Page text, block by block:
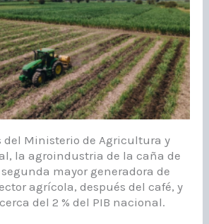
del Ministerio de Agricultura y
la agroindustria de la caña de
mayor generadora de
agrícola, después del café, y
del 2 % del PIB nacional.